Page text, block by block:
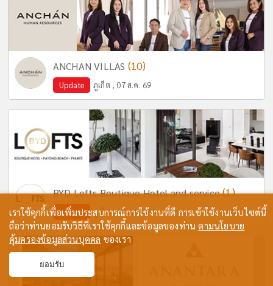
ANCHAN VILLAS (10)
Update ภูเก็ต , 07 ส.ค. 69
BYD Lofts Boutique Hotel and service(1)
Update ภูเก็ต , 07 ส.ค. 69
เราใช้คุกกี้เพื่อเพิ่มประสบการณ์การใช้งานที่ดี การเข้าใช้งานเว็บไซต์นี้
ถือว่าท่านยอมรับวิธีที่เราใช้คุกกี้และข้อมูลของท่านตามนโยบาย
คุ้มครองข้อมูลส่วนบุคคล ของเรา
ยอมรับ